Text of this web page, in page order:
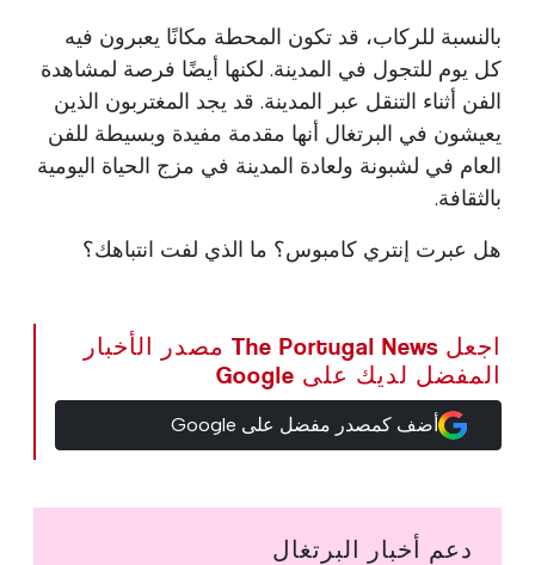
بالنسبة للركاب، قد تكون المحطة مكانًا يعبرون فيه
كل يوم للتجول في المدينة. لكنها أيضًا فرصة لمشاهدة
الفن أثناء التنقل عبر المدينة. قد يجد المغتربون الذين
يعيشون في البرتغال أنها مقدمة مفيدة وبسيطة للفن
العام في لشبونة ولعادة المدينة في مزج الحياة اليومية
بالثقافة.
هل عبرت إنتري كامبوس؟ ما الذي لفت انتباهك؟
اجعل The Portugal News مصدر الأخبار
المفضل لديك على Google
أضف كمصدر مفضل على Google
دعم أخبار البرتغال